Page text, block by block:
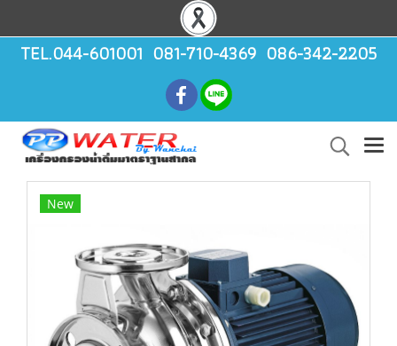
TEL.044-601001 081-710-4369 086-342-2205
New